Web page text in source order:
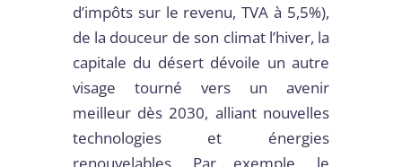
d’impôts sur le revenu, TVA à 5,5%),
de la douceur de son climat l’hiver, la
capitale du désert dévoile un autre
visage tourné vers un avenir
meilleur dès 2030, alliant nouvelles
technologies et énergies
renouvelables. Par exemple, le